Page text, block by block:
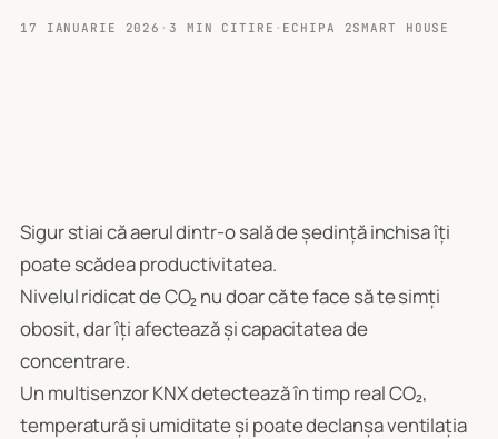
17 IANUARIE 2026 · 3 MIN CITIRE · ECHIPA 2SMART HOUSE
Sigur stiai că aerul dintr-o sală de ședință inchisa îți
poate scădea productivitatea.
Nivelul ridicat de CO₂ nu doar că te face să te simți
obosit, dar îți afectează și capacitatea de
concentrare.
Un multisenzor KNX detectează în timp real CO₂,
temperatură și umiditate și poate declanșa ventilația